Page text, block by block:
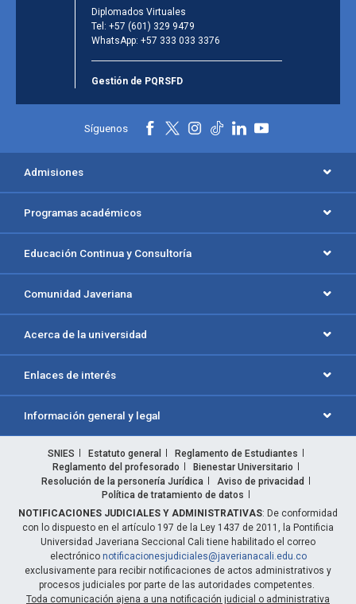
Diplomados Virtuales
Tel: +57 (601) 329 9479
WhatsApp: +57 333 033 3376
Gestión de PQRSFD
Síguenos
Admisiones
Programas académicos
Educación Continua y Consultoría
Comunidad Javeriana
Acerca de la universidad
Enlaces de interés
Información general y legal
SNIES Estatuto general
Reglamento de Estudiantes
Reglamento del profesorado
Bienestar Universitario
Resolución de la personería Jurídica
Aviso de privacidad
Política de tratamiento de datos
NOTIFICACIONES JUDICIALES Y ADMINISTRATIVAS: De conformidad
con lo dispuesto en el artículo 197 de la Ley 1437 de 2011, la Pontificia
Universidad Javeriana Seccional Cali tiene habilitado el correo
electrónico notificacionesjudiciales@javerianacali.edu.co
exclusivamente para recibir notificaciones de actos administrativos y
procesos judiciales por parte de las autoridades competentes.
Toda comunicación ajena a una notificación judicial o administrativa